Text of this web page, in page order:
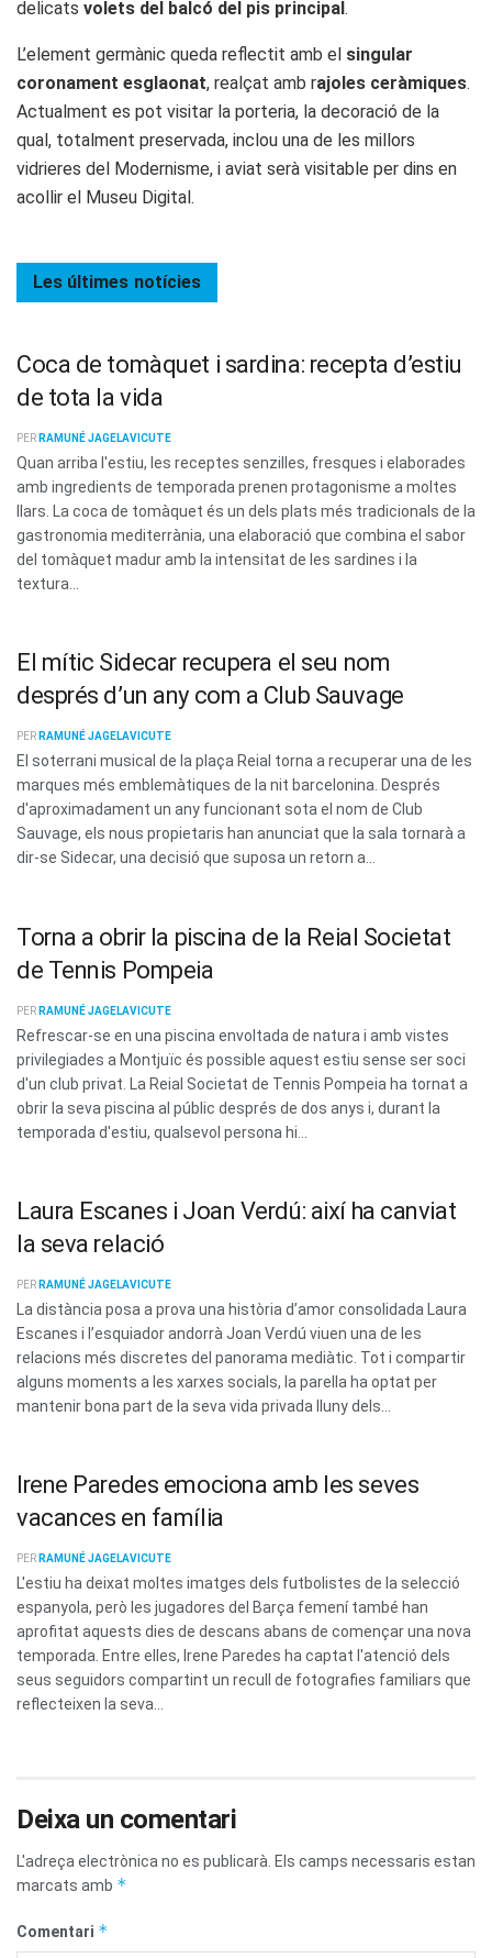
delicats volets del balcó del pis principal .
L’element germànic queda reflectit amb el singular
coronament esglaonat, realçat amb rajoles ceràmiques.
Actualment es pot visitar la porteria, la decoració de la
qual, totalment preservada, inclou una de les millors
vidrieres del Modernisme, i aviat serà visitable per dins en
acollir el Museu Digital.
Les últimes notícies
Coca de tomàquet i sardina: recepta d’estiu
de tota la vida
PER RAMUNÉ JAGELAVICUTE
Quan arriba l'estiu, les receptes senzilles, fresques i elaborades
amb ingredients de temporada prenen protagonisme a moltes
llars. La coca de tomàquet és un dels plats més tradicionals de la
gastronomia mediterrània, una elaboració que combina el sabor
del tomàquet madur amb la intensitat de les sardines i la
textura...
El mític Sidecar recupera el seu nom
després d’un any com a Club Sauvage
PER RAMUNÉ JAGELAVICUTE
El soterrani musical de la plaça Reial torna a recuperar una de les
marques més emblemàtiques de la nit barcelonina. Després
d'aproximadament un any funcionant sota el nom de Club
Sauvage, els nous propietaris han anunciat que la sala tornarà a
dir-se Sidecar, una decisió que suposa un retorn a...
Torna a obrir la piscina de la Reial Societat
de Tennis Pompeia
PER RAMUNÉ JAGELAVICUTE
Refrescar-se en una piscina envoltada de natura i amb vistes
privilegiades a Montjuïc és possible aquest estiu sense ser soci
d'un club privat. La Reial Societat de Tennis Pompeia ha tornat a
obrir la seva piscina al públic després de dos anys i, durant la
temporada d'estiu, qualsevol persona hi...
Laura Escanes i Joan Verdú: així ha canviat
la seva relació
PER RAMUNÉ JAGELAVICUTE
La distància posa a prova una història d’amor consolidada Laura
Escanes i l’esquiador andorrà Joan Verdú viuen una de les
relacions més discretes del panorama mediàtic. Tot i compartir
alguns moments a les xarxes socials, la parella ha optat per
mantenir bona part de la seva vida privada lluny dels...
Irene Paredes emociona amb les seves
vacances en família
PER RAMUNÉ JAGELAVICUTE
L'estiu ha deixat moltes imatges dels futbolistes de la selecció
espanyola, però les jugadores del Barça femení també han
aprofitat aquests dies de descans abans de començar una nova
temporada. Entre elles, Irene Paredes ha captat l'atenció dels
seus seguidors compartint un recull de fotografies familiars que
reflecteixen la seva...
Deixa un comentari
L'adreça electrònica no es publicarà. Els camps necessaris estan
marcats amb *
Comentari *